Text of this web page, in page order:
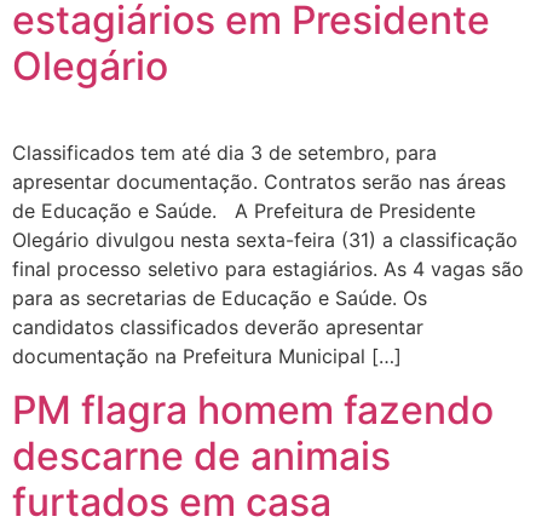
estagiários em Presidente
Olegário
Classificados tem até dia 3 de setembro, para
apresentar documentação. Contratos serão nas áreas
de Educação e Saúde. A Prefeitura de Presidente
Olegário divulgou nesta sexta-feira (31) a classificação
final processo seletivo para estagiários. As 4 vagas são
para as secretarias de Educação e Saúde. Os
candidatos classificados deverão apresentar
documentação na Prefeitura Municipal […]
PM flagra homem fazendo
descarne de animais
furtados em casa